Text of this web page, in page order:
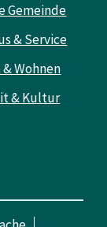
Gemeinde
& Service
Wohnen
& Kultur